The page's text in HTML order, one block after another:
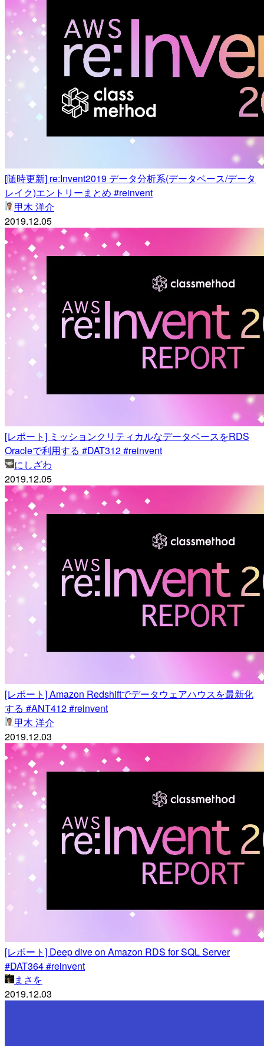
[随時更新] re:Invent2019 データ分析系(データベース/データ
レイク)エントリーまとめ #reinvent
甲木 洋介
2019.12.05
[レポート] ミッションクリティカルなデータベースをRDS
Oracleで利用する #DAT312 #reinvent
にしざわ
2019.12.05
[レポート] Amazon Redshiftでデータウェアハウスを最新化
する #ANT412 #reinvent
甲木 洋介
2019.12.03
[レポート] Deep dive on Amazon RDS for SQL Server
#DAT364 #reinvent
まさを
2019.12.03